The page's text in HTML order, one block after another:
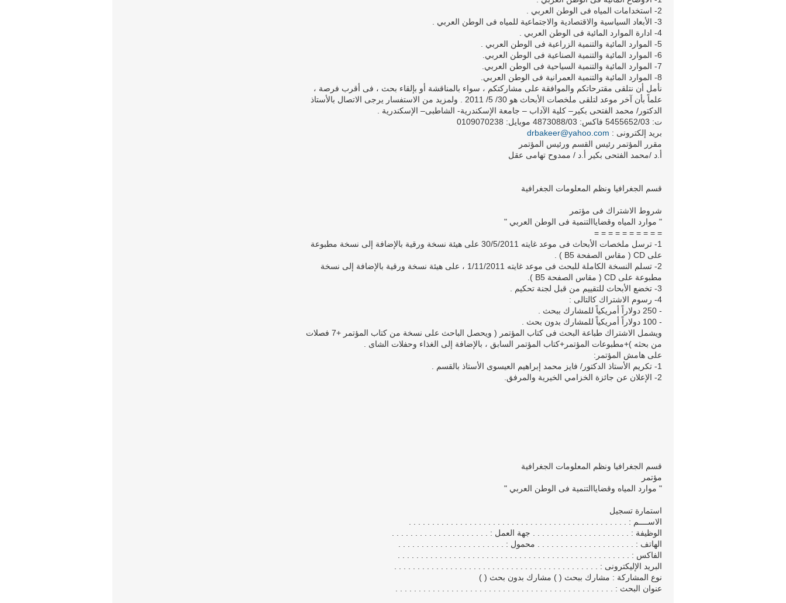
2- استخدامات المياه فى الوطن العربي .
3- الأبعاد السياسية والاقتصادية والاجتماعية للمياه فى الوطن العربي .
4- ادارة الموارد المائية فى الوطن العربي .
5- الموارد المائية والتنمية الزراعية فى الوطن العربي .
6- الموارد المائية والتنمية الصناعية فى الوطن العربي.
7- الموارد المائية والتنمية السياحية فى الوطن العربي.
8- الموارد المائية والتنمية العمرانية فى الوطن العربي.
نأمل أن نتلقى مقترحاتكم والموافقة على مشاركتكم ، سواء بالمناقشة أو بإلقاء بحث ، فى أقرب فرصة ،
علماً بأن آخر موعد لتلقى ملخصات الأبحاث هو 30/ 5/ 2011 . ولمزيد من الاستفسار يرجى الاتصال بالأستاذ
الدكتور/ محمد الفتحى بكير– كلية الآداب – جامعة الإسكندرية- الشاطبى– الإسكندرية .
ت: 5455652/03 فاكس: 4873088/03 موبايل: 0109070238
بريد إلكترونى : drbakeer@yahoo.com
مقرر المؤتمر رئيس القسم ورئيس المؤتمر
أ.د /محمد الفتحى بكير أ.د / ممدوح تهامى عقل
قسم الجغرافيا ونظم المعلومات الجغرافية
شروط الاشتراك فى مؤتمر
" موارد المياه وقضاياالتنمية فى الوطن العربي "
= = = = = = = = = =
1- ترسل ملخصات الأبحاث فى موعد غايته 30/5/2011 على هيئة نسخة ورقية بالإضافة إلى نسخة مطبوعة
على CD ( مقاس الصفحة B5 ) .
2- تسلم النسخة الكاملة للبحث فى موعد غايته 1/11/2011 ، على هيئة نسخة ورقية بالإضافة إلى نسخة
مطبوعة على CD ( مقاس الصفحة B5 ).
3- تخضع الأبحاث للتقييم من قبل لجنة تحكيم .
4- رسوم الاشتراك كالتالى :
- 250 دولاراً أمريكياً للمشارك ببحث .
- 100 دولاراً أمريكياً للمشارك بدون بحث .
ويشمل الاشتراك طباعة البحث فى كتاب المؤتمر ( ويحصل الباحث على نسخة من كتاب المؤتمر +7 فصلات
من بحثه )+مطبوعات المؤتمر+كتاب المؤتمر السابق ، بالإضافة إلى الغذاء وحفلات الشاى .
على هامش المؤتمر:
1- تكريم الأستاذ الدكتور/ فايز محمد إبراهيم العيسوى الأستاذ بالقسم .
2- الإعلان عن جائزة الخزامي الخيرية والمرفق.
قسم الجغرافيا ونظم المعلومات الجغرافية
مؤتمر
" موارد المياه وقضاياالتنمية فى الوطن العربي "
استمارة تسجيل
الاســــم : . . . . . . . . . . . . . . . . . . . . . . . . . . . . . . . . . . . . . . . . . . . . . . .
الوظيفة : . . . . . . . . . . . . . . . . . . . . . جهة العمل : . . . . . . . . . . . . . . . . . . . . .
الهاتف : . . . . . . . . . . . . . . . . . . . . . محمول : . . . . . . . . . . . . . . . . . . . . . . .
الفاكس : . . . . . . . . . . . . . . . . . . . . . . . . . . . . . . . . . . . . . . . . . . . . . . . . . .
البريد الإليكترونى : . . . . . . . . . . . . . . . . . . . . . . . . . . . . . . . . . . . . . . . . . . . .
نوع المشاركة : مشارك ببحث ( ) مشارك بدون بحث ( )
عنوان البحث : . . . . . . . . . . . . . . . . . . . . . . . . . . . . . . . . . . . . . . . . . . . . . . .